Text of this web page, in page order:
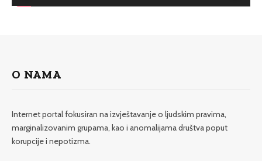
O NAMA
Internet portal fokusiran na izvještavanje o ljudskim pravima,
marginalizovanim grupama, kao i anomalijama društva poput
korupcije i nepotizma.